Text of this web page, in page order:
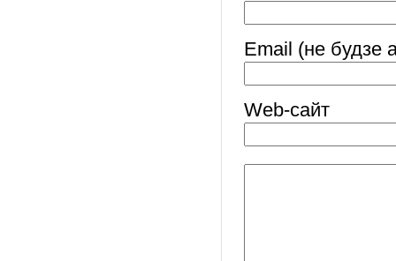
Email (не будзе
Web-cайт